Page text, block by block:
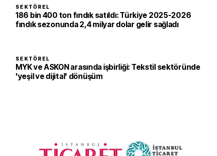
SEKTÖREL
186 bin 400 ton fındık satıldı: Türkiye 2025-2026
fındık sezonunda 2,4 milyar dolar gelir sağladı
SEKTÖREL
MYK ve ASKON arasında işbirliği: Tekstil sektöründe
'yeşil ve dijital' dönüşüm